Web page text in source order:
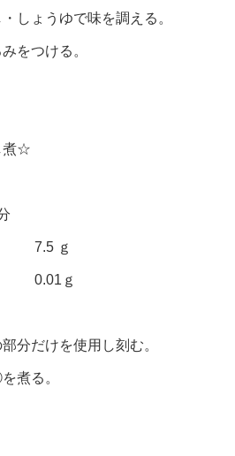
ょうゆで味を調える。
をつける。
煮☆
7.5 ｇ
ｇ
分だけを使用し刻む。
煮る。